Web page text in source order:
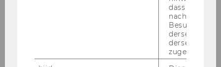
fin­den Sie auf un­se­rer Web­sei­te unter
Zur Gel­tend­ma­chung Ihrer Rech­te wen­den Sie
sich bitte an das WU Da­ten­schutz­team unter
da­ten­schutz@wu.ac.at.
dass Daten
Besuchen auf
derselben
derselben
zugeordnet